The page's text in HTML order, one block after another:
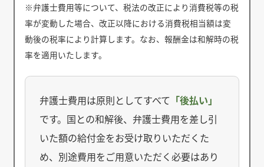
※弁護士費用等について、税法の改正により消費税等の税
率が変動した場合、改正以降における消費税相当額は変
動後の税率により計算します。なお、報酬金は和解時の税
率を適用いたします。
弁護士費用は原則としてすべて 「後払い」
です。国との和解後、弁護士費用を差し引
いた額の給付金をお受け取りいただくた
め、別途費用をご用意いただく必要はあり